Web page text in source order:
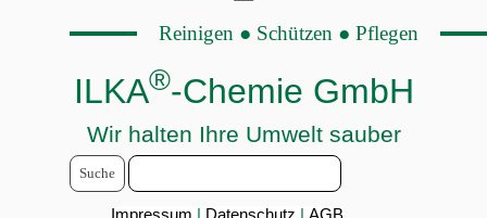
Reinigen ● Schützen ● Pflegen
ILKA®-Chemie GmbH
Wir halten Ihre Umwelt sauber
Suche